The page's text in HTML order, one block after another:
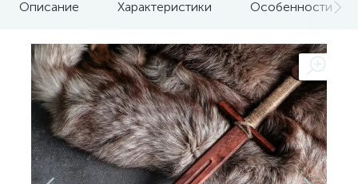
Описание Характеристики Особенности